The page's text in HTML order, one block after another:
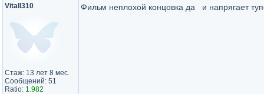
Vitall310
Стаж: 13 лет 8 мес.
Сообщений: 51
Ratio: 1.982
Фильм неплохой концовка да и напрягает